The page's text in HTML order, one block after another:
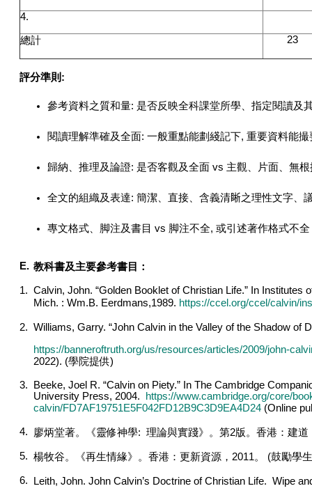
4.
總計 23
評分準則:
參考資料之質和量: 是否反映全科課堂所學、指定閱讀及
閱讀理解準確及全面: 一般重點能劃綫記下, 重要資料能
歸納、推理及論證: 是否客觀及全面 vs 主觀、片面、無
全文的組織及表達: 簡潔、直接、含義清𥇦之理性文字、
專文格式、脚注及書目 vs 脚注不全, 或引述著作格式不
E. 教科書及主要參考書目：
1. Calvin, John. “Golden Booklet of Christian Life.” In
Mich. : Wm.B. Eerdmans,1989. https://ccel.org/ccel/calvin/
2. Williams, Garry. “John Calvin in the Valley of the Shadow of
https://banneroftruth.org/us/resources/articles/2009/john-
2022). (學院提供)
3.
Beeke, Joel R. “Calvin on Piety.” In The Cambridge
University Press, 2004.
https://www.cambridge.org/core/
calvin/FD7AF19751E5F042FD12B9C3D9EA4D24 (Online
4. 廖炳堂著。《靈修神學: 理論與實踐》。第2版。香港：建道
5. 楊牧谷。《再生情緣》。香港：更新資源， 2011。 (鼓勵學
6. Leith, John. John Calvin’s Doctrine of Christian Life. Wipe